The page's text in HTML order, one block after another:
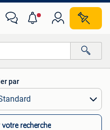
par
recherche